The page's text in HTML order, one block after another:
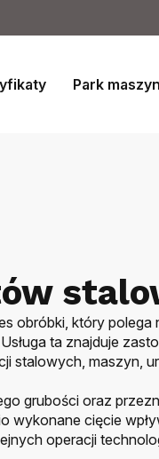
Park maszyn
obróbki, który polega
ta znajduje
stalowych, maszyn,
grubości oraz
wykonane cięcie
operacji